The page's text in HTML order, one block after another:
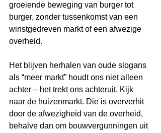
groeiende beweging van burger tot
burger, zonder tussenkomst van een
winstgedreven markt of een afwezige
overheid.
Het blijven herhalen van oude slogans
als “meer markt” houdt ons niet alleen
achter – het trekt ons achteruit. Kijk
naar de huizenmarkt. Die is oververhit
door de afwezigheid van de overheid,
behalve dan om bouwvergunningen uit